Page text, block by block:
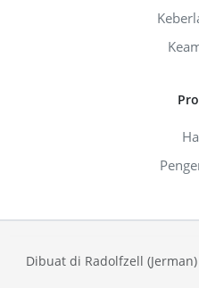
Dibuat di Radolfzell